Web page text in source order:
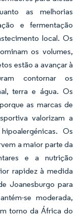
as melhorias
e fermentação
local. Os
os volumes,
estão a avançar à
contornar os
terra e água. Os
as marcas de
valorizam a
Os
a maior parte da
e a nutrição
rapidez à medida
Joanesburgo para
se moderada,
torno da África do